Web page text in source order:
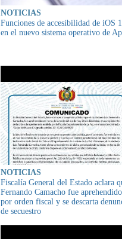
NOTICIAS
Funciones de accesibilidad de iOS
en el nuevo sistema operativo de
NOTICIAS
Fiscalía General del Estado aclara
Fernando Camacho fue aprehendido
por orden fiscal y se descarta
de secuestro